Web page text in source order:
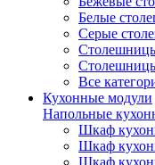
Белые
Серые
Все
Кухонные модули
Напольные
Шкаф
Шкаф
Шкаф